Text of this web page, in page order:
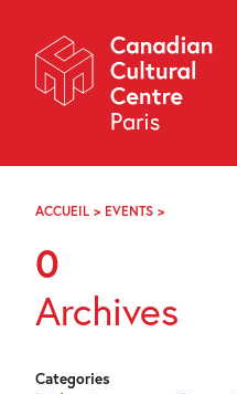
Navigation
About
Programming
Off-Site
Explore
Archives
FR
ACCUEIL > EVENTS >
0
Archives
Categories